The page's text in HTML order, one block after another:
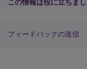
この情報は役に立ちま
フィードバックの送信